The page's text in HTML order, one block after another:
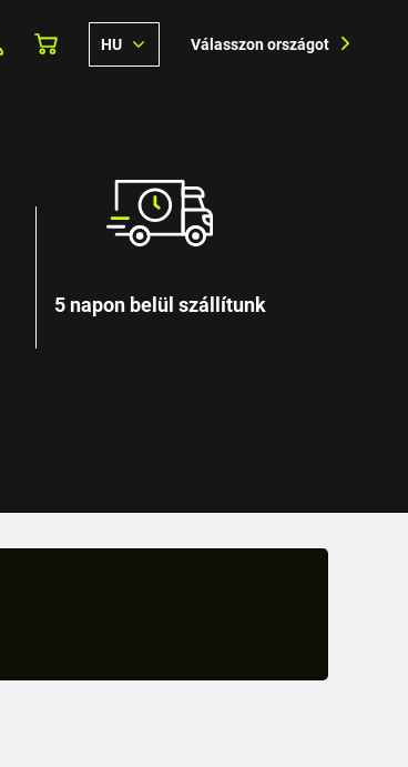
HU Válasszon országot
5 napon belül szállítunk